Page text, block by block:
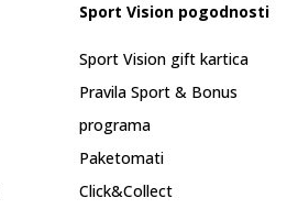
Sport Vision pogodnosti
Sport Vision gift kartica
Pravila Sport & Bonus
programa
Paketomati
Click&Collect